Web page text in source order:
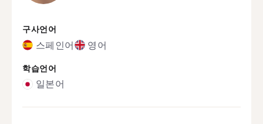
구사언어
스페인어 영어
학습언어
일본어